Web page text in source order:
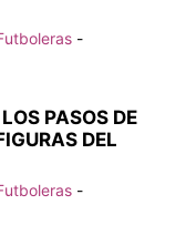
-
PASOS DE
DEL
-